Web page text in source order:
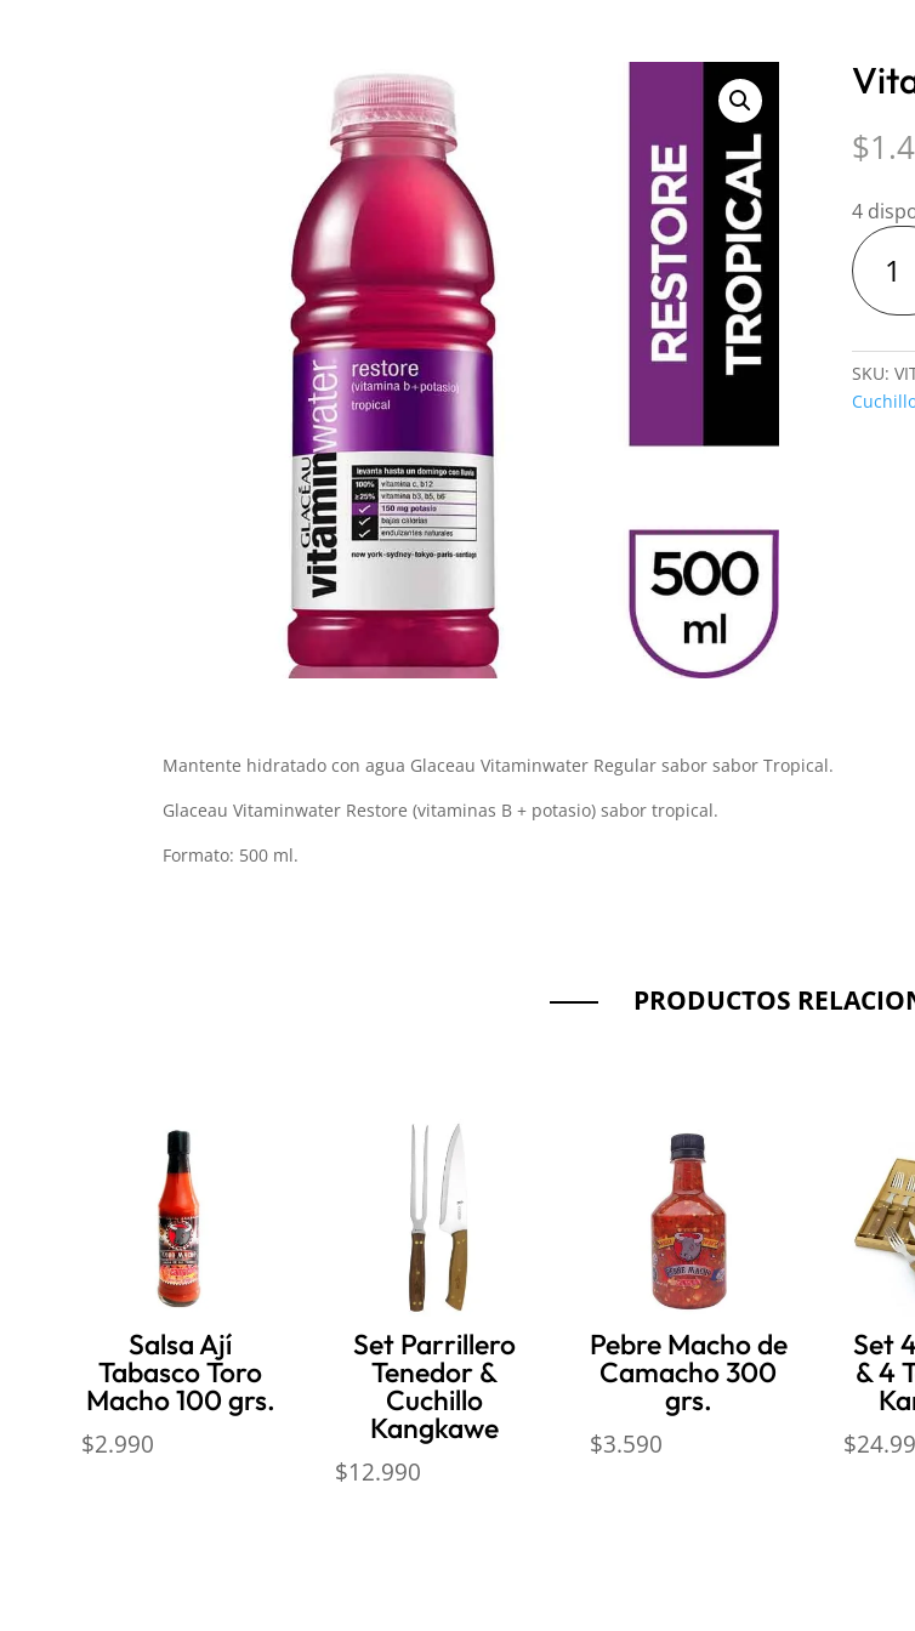
$
4
Restore
500
SKU:
Mantente hidratado con agua Glaceau Vitaminwater Regular sabor sabor Tropical.
Glaceau Vitaminwater Restore (vitaminas B + potasio) sabor tropical.
Formato: 500 ml.
PRODUCTOS
Salsa Ají
Tabasco Toro
Macho 100 grs.
$2.990
Set Parrillero
Tenedor &
Cuchillo
Kangkawe
$12.990
Pebre Macho de
Camacho 300
grs.
$3.590
Set
& 4
$